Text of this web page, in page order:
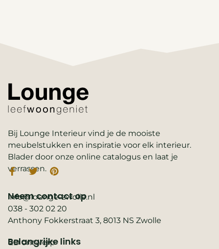
Bij Lounge Interieur vind je de mooiste
meubelstukken en inspiratie voor elk interieur.
Blader door onze online catalogus en laat je
verrassen.
Belangrijke links
2D ontwerp
Neem contact op
info@lounge-zwolle.nl
038 - 302 02 20
Anthony Fokkerstraat 3, 8013 NS Zwolle